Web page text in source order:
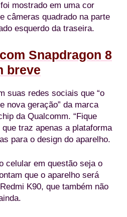
mostrado em uma cor
câmeras quadrado na parte
esquerdo da traseira.
Snapdragon 8
breve
suas redes sociais que “o
nova geração” da marca
da Qualcomm. “Fique
traz apenas a plataforma
para o design do aparelho.
celular em questão seja o
que o aparelho será
K90, que também não